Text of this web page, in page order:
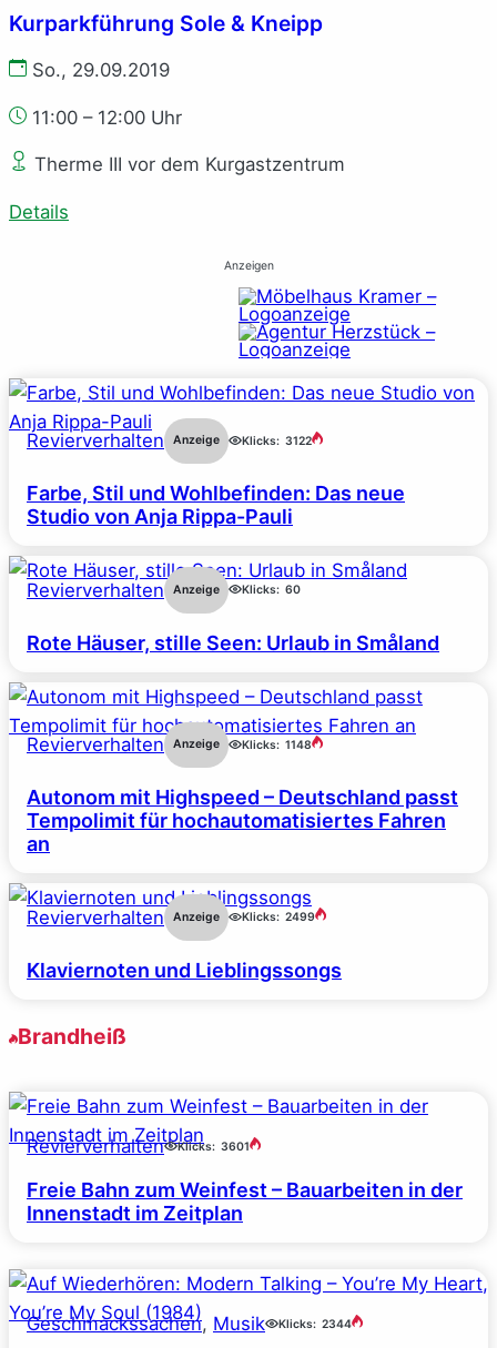
Kurparkführung Sole & Kneipp
So., 29.09.2019
11:00 – 12:00 Uhr
Therme III vor dem Kurgastzentrum
Details
Anzeigen
Revierverhalten Anzeige Klicks: 3122
Farbe, Stil und Wohlbefinden: Das neue
Studio von Anja Rippa-Pauli
Revierverhalten Anzeige Klicks: 60
Rote Häuser, stille Seen: Urlaub in Småland
Revierverhalten Anzeige Klicks: 1148
Autonom mit Highspeed – Deutschland passt
Tempolimit für hochautomatisiertes Fahren
an
Revierverhalten Anzeige Klicks: 2499
Klaviernoten und Lieblingssongs
Brandheiß
Revierverhalten Klicks: 3601
Freie Bahn zum Weinfest – Bauarbeiten in der
Innenstadt im Zeitplan
Geschmackssachen, Musik Klicks: 2344